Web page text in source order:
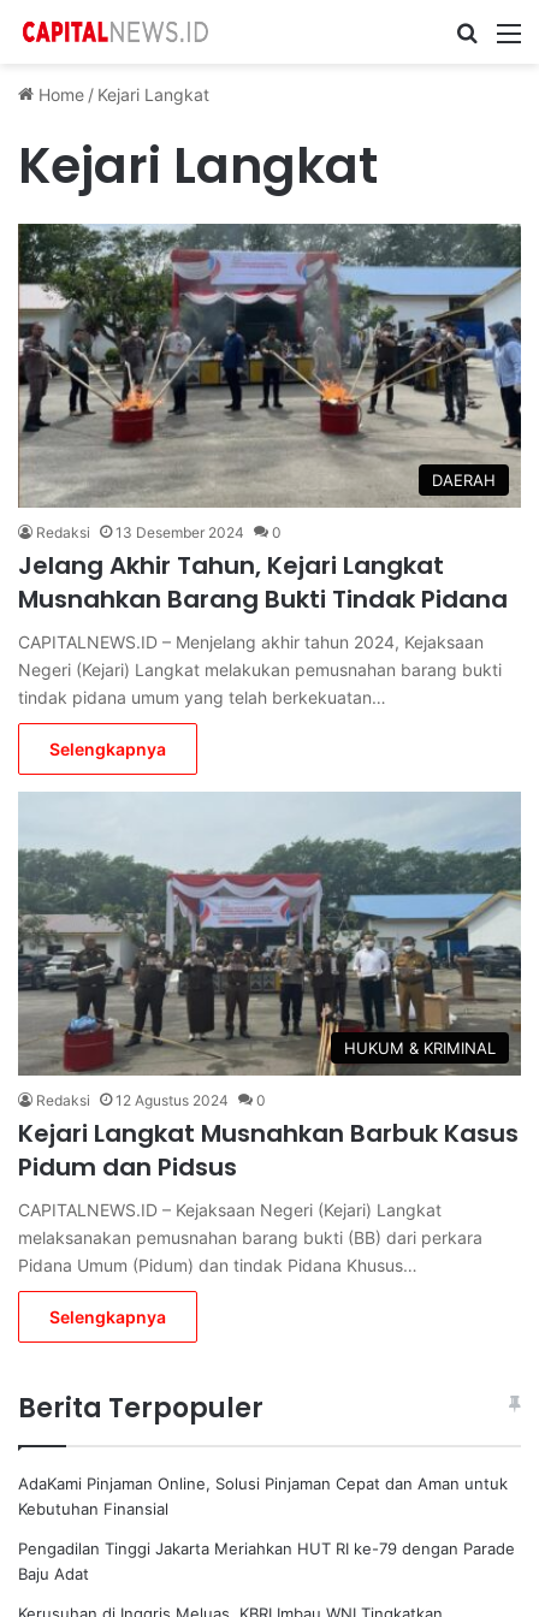
Cari ...
Home / Kejari Langkat
Kejari Langkat
DAERAH
Redaksi 13 Desember 2024 0
Jelang Akhir Tahun, Kejari Langkat
Musnahkan Barang Bukti Tindak Pidana
CAPITALNEWS.ID – Menjelang akhir tahun 2024, Kejaksaan
Negeri (Kejari) Langkat melakukan pemusnahan barang bukti
tindak pidana umum yang telah berkekuatan…
Selengkapnya
HUKUM & KRIMINAL
Redaksi 12 Agustus 2024 0
Kejari Langkat Musnahkan Barbuk Kasus
Pidum dan Pidsus
CAPITALNEWS.ID – Kejaksaan Negeri (Kejari) Langkat
melaksanakan pemusnahan barang bukti (BB) dari perkara
Pidana Umum (Pidum) dan tindak Pidana Khusus…
Selengkapnya
Berita Terpopuler
AdaKami Pinjaman Online, Solusi Pinjaman Cepat dan Aman untuk
Kebutuhan Finansial
Pengadilan Tinggi Jakarta Meriahkan HUT RI ke-79 dengan Parade
Baju Adat
Kerusuhan di Inggris Meluas, KBRI Imbau WNI Tingkatkan